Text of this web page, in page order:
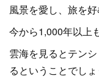
風景を愛し、旅を好
今から1,000年以上
雲海を見るとテン
るということでしょ